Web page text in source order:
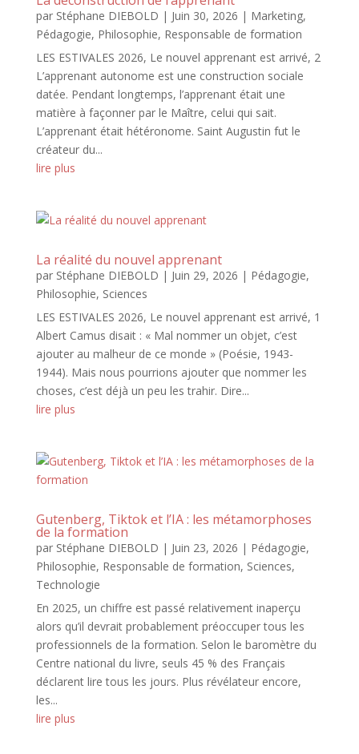
par Stéphane DIEBOLD | Juin 30, 2026 | Marketing,
Pédagogie, Philosophie, Responsable de formation
LES ESTIVALES 2026, Le nouvel apprenant est arrivé, 2
L’apprenant autonome est une construction sociale
datée. Pendant longtemps, l’apprenant était une
matière à façonner par le Maître, celui qui sait.
L’apprenant était hétéronome. Saint Augustin fut le
créateur du...
lire plus
La réalité du nouvel apprenant
par Stéphane DIEBOLD | Juin 29, 2026 | Pédagogie,
Philosophie, Sciences
LES ESTIVALES 2026, Le nouvel apprenant est arrivé, 1
Albert Camus disait : « Mal nommer un objet, c’est
ajouter au malheur de ce monde » (Poésie, 1943-
1944). Mais nous pourrions ajouter que nommer les
choses, c’est déjà un peu les trahir. Dire...
lire plus
Gutenberg, Tiktok et l’IA : les métamorphoses
de la formation
par Stéphane DIEBOLD | Juin 23, 2026 | Pédagogie,
Philosophie, Responsable de formation, Sciences,
Technologie
En 2025, un chiffre est passé relativement inaperçu
alors qu’il devrait probablement préoccuper tous les
professionnels de la formation. Selon le baromètre du
Centre national du livre, seuls 45 % des Français
déclarent lire tous les jours. Plus révélateur encore,
les...
lire plus